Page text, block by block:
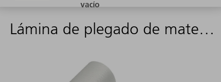
Lámina de plegado de material